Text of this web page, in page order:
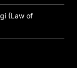
(Law of